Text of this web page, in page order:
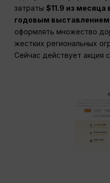
затраты$11.9 из месяца
годовым выставлением
оформлять множество
жестких региональных
Сейчас действует акция с